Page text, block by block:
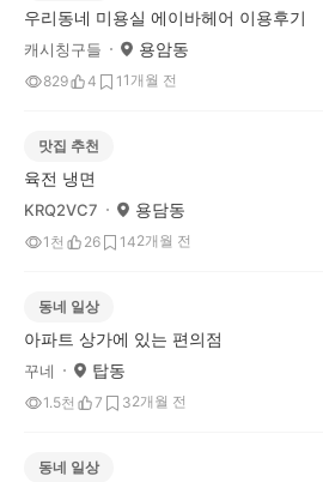
우리동네 미용실 에이바헤어 이용후기
캐시칭구들 용암동
829 4 1 1개월 전
맛집 추천
육전 냉면
KRQ2VC7 용담동
1천 26 142개월 전
동네 일상
아파트 상가에 있는 편의점
꾸네 탑동
1.5천 7 32개월 전
동네 일상